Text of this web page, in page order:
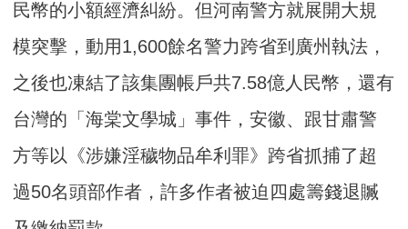
民幣的小額經濟糾紛。但河南警方就展開大規
模突擊，動用1,600餘名警力跨省到廣州執法，
之後也凍結了該集團帳戶共7.58億人民幣，還有
台灣的「海棠文學城」事件，安徽、跟甘肅警
方等以《涉嫌淫穢物品牟利罪》跨省抓捕了超
過50名頭部作者，許多作者被迫四處籌錢退贓